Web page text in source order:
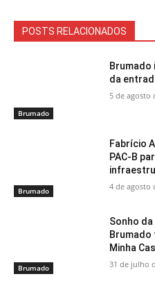
POSTS RELACIONADOS
Brumado
Brumado
da
5 de agosto
Brumado
Fabrício
PAC-B
4 de agosto
Brumado
Sonho
Brumado
Minha
31 de julho